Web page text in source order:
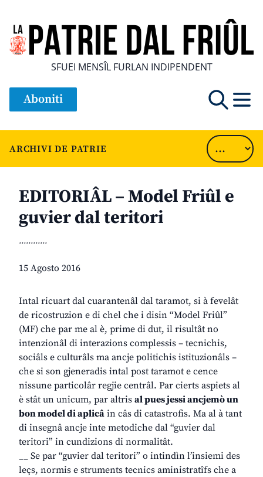
SFUEI MENSÎL FURLAN INDIPENDENT
Aboniti
ARCHIVI DE PATRIE
EDITORIÂL – Model Friûl e
guvier dal teritori
............
15 Agosto 2016
Intal ricuart dal cuarantenâl dal taramot, si à fevelât
de ricostruzion e di chel che i disin “Model Friûl”
(MF) che par me al è, prime di dut, il risultât no
intenzionâl di interazions complessis – tecnichis,
sociâls e culturâls ma ancje politichis istituzionâls –
che si son gjeneradis intal post taramot e cence
nissune particolâr regjie centrâl. Par cierts aspiets al
è stât un unicum, par altris al pues jessi ancjemò un
bon model di aplicâ in câs di catastrofis. Ma al à tant
di insegnâ ancje inte metodiche dal “guvier dal
teritori” in cundizions di normalitât.
__ Se par “guvier dal teritori” o intindìn l’insiemi des
leçs, normis e struments tecnics aministratîfs che a